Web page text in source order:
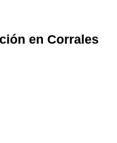
en Corrales